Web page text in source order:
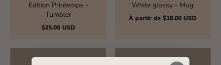
Edition Printemps -
Tumbler
Prix
$35.00 USD
White glossy - Mug
Prix
À partir de $18.00 USD